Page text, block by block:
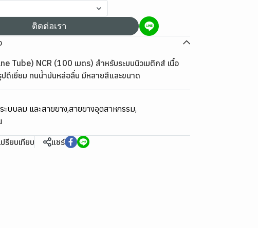
ติดต่อเรา
Tube) NCR (100 เมตร) สำหรับระบบนิวเมติกส์ เนื้อ
ดีเยี่ยม ทนน้ำมันหล่อลื่น มีหลายสีและขนาด
ะบบลม และสายยาง,สายยางอุตสาหกรรม,
ปรียบเทียบ แชร์